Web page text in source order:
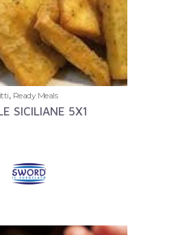
, Ready Meals
SICILIANE 5X1